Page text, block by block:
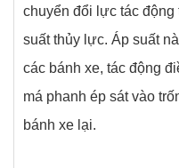
chuyển đổi lực tác
suất thủy lực. Áp suất
các bánh xe, tác động
má phanh ép sát vào
bánh xe lại.